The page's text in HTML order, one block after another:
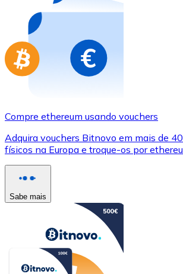
Compre cartões-presente das
Ir para a loja de cartões-presente
Compre ethereum usando vouchers
Adquira vouchers Bitnovo em mais de
físicos na Europa e troque-os por
Sabe mais